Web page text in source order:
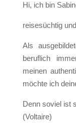
Hi, ich bin
reisesüchtig
Als
beruflich
meinen
möchte ich
Denn soviel ist
(Voltaire)